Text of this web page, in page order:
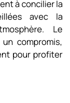
à concilier la
avec la
Le
compromis,
pour profiter